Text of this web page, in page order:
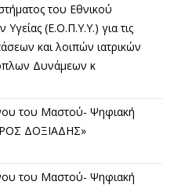
του Εθνικού
(Ε.Ο.Π.Υ.Υ.) για τις
και λοιπών ιατρικών
Δυνάμεων κ
του Μαστού- Ψηφιακή
ΔΟΞΙΑΔΗΣ»
του Μαστού- Ψηφιακή